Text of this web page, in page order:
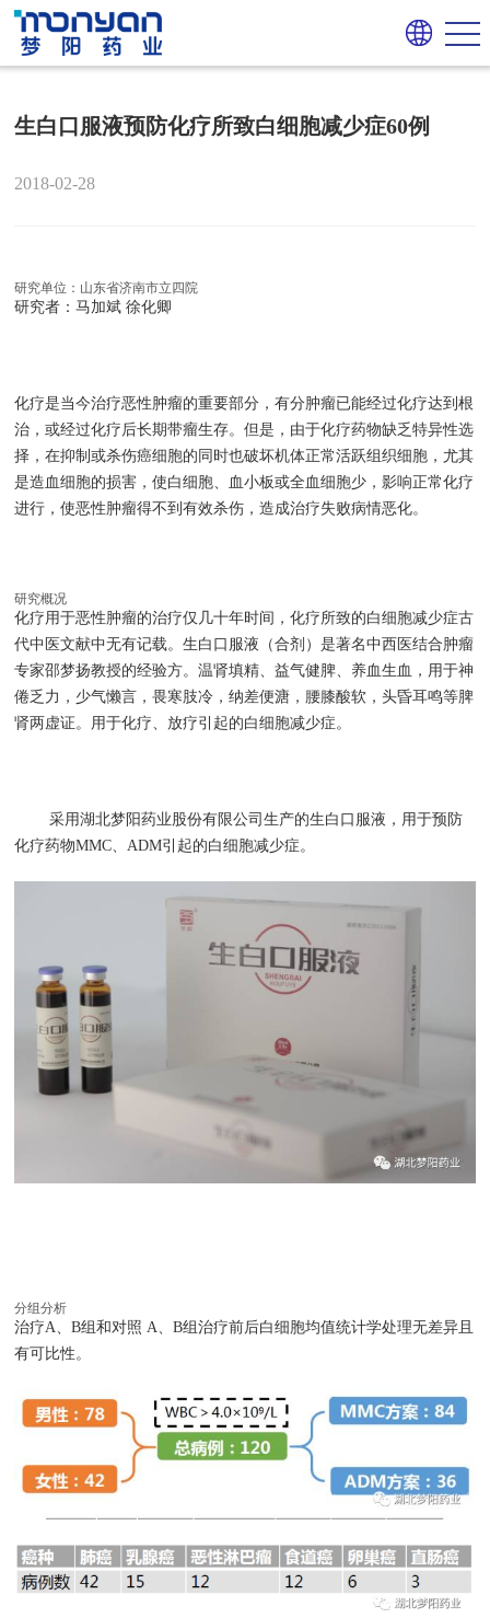
生白口服液预防化疗所致白细胞减少症60例
2018-02-28
研究单位：山东省济南市立四院
研究者：马加斌 徐化卿
化疗是当今治疗恶性肿瘤的重要部分，有分肿瘤已能经过化疗达到根
治，或经过化疗后长期带瘤生存。但是，由于化疗药物缺乏特异性选
择，在抑制或杀伤癌细胞的同时也破坏机体正常活跃组织细胞，尤其
是造血细胞的损害，使白细胞、血小板或全血细胞少，影响正常化疗
进行，使恶性肿瘤得不到有效杀伤，造成治疗失败病情恶化。
研究概况
化疗用于恶性肿瘤的治疗仅几十年时间，化疗所致的白细胞减少症古
代中医文献中无有记载。生白口服液（合剂）是著名中西医结合肿瘤
专家邵梦扬教授的经验方。温肾填精、益气健脾、养血生血，用于神
倦乏力，少气懒言，畏寒肢冷，纳差便溏，腰膝酸软，头昏耳鸣等脾
肾两虚证。用于化疗、放疗引起的白细胞减少症。
采用湖北梦阳药业股份有限公司生产的生白口服液，用于预防
化疗药物MMC、ADM引起的白细胞减少症。
分组分析
治疗A、B组和对照 A、B组治疗前后白细胞均值统计学处理无差异且
有可比性。